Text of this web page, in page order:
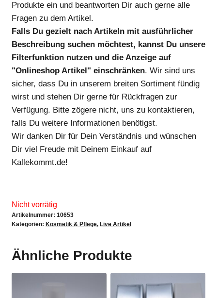
Produkte ein und beantworten Dir auch gerne alle
Fragen zu dem Artikel.
Falls Du gezielt nach Artikeln mit ausführlicher
Beschreibung suchen möchtest, kannst Du unsere
Filterfunktion nutzen und die Anzeige auf
"Onlineshop Artikel" einschränken. Wir sind uns
sicher, dass Du in unserem breiten Sortiment fündig
wirst und stehen Dir gerne für Rückfragen zur
Verfügung. Bitte zögere nicht, uns zu kontaktieren,
falls Du weitere Informationen benötigst.
Wir danken Dir für Dein Verständnis und wünschen
Dir viel Freude mit Deinem Einkauf auf
Kallekommt.de!
Nicht vorrätig
Artikelnummer: 10653
Kategorien: Kosmetik & Pflege, Live Artikel
Ähnliche Produkte